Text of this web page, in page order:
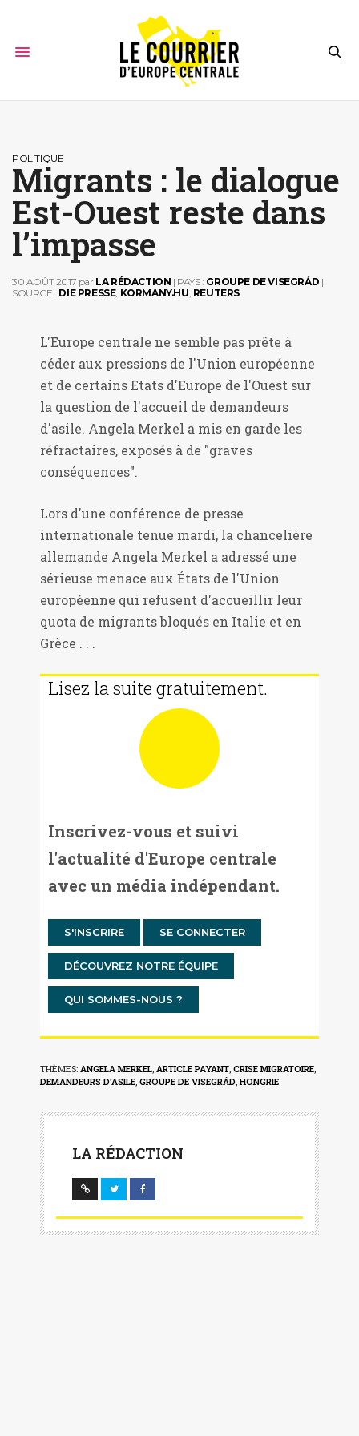
POLITIQUE
Migrants : le dialogue
Est-Ouest reste dans
l’impasse
30 AOÛT 2017 par LA RÉDACTION | PAYS : GROUPE DE VISEGRÁD |
SOURCE : DIE PRESSE, KORMANY.HU REUTERS
L'Europe centrale ne semble pas prête à
céder aux pressions de l'Union européenne
et de certains Etats d'Europe de l'Ouest sur
la question de l'accueil de demandeurs
d'asile. Angela Merkel a mis en garde les
réfractaires, exposés à de "graves
conséquences".
Lors d'une conférence de presse
internationale tenue mardi, la chancelière
allemande Angela Merkel a adressé une
sérieuse menace aux États de l'Union
européenne qui refusent d'accueillir leur
quota de migrants bloqués en Italie et en
Grèce . . .
Lisez la suite gratuitement.
Inscrivez-vous et suivi
l'actualité d'Europe centrale
avec un média indépendant.
S'INSCRIRE SE CONNECTER
DÉCOUVREZ NOTRE ÉQUIPE
QUI SOMMES-NOUS ?
THÈMES: ANGELA MERKEL ARTICLE PAYANT CRISE MIGRATOIRE
DEMANDEURS D'ASILE GROUPE DE VISEGRÁD ,HONGRIE
LA RÉDACTION